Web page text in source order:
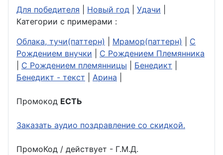
Для победителя
Новый год Удачи
Категории с примерами :
Облака, тучи(паттерн)
Мрамор(паттерн)
С
Рождением внучки
С Рождением Племянника
С Рождением племянницы Бенедикт
Бенедикт - текст
Арина
Промокод ЕСТЬ
Заказать аудио поздравление со скидкой.
ПромоКод / действует - Г.М.Д.